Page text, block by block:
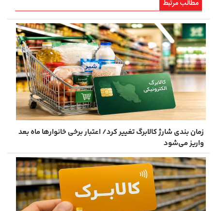
مطالب مرتبط
زمان ‌بندی شارژ کالابرگ تغییر کرد/ اعتبار برخی خانوارها ماه بعد
واریز می‌شود